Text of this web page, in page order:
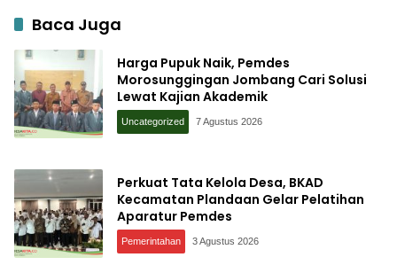
Baca Juga
Harga Pupuk Naik, Pemdes
Morosunggingan Jombang Cari Solusi
Lewat Kajian Akademik
Uncategorized 7 Agustus 2026
Perkuat Tata Kelola Desa, BKAD
Kecamatan Plandaan Gelar Pelatihan
Aparatur Pemdes
Pemerintahan 3 Agustus 2026